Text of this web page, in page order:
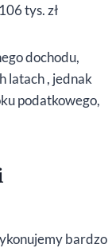
tys. zł
dochodu,
latach , jednak
podatkowego,
bardzo